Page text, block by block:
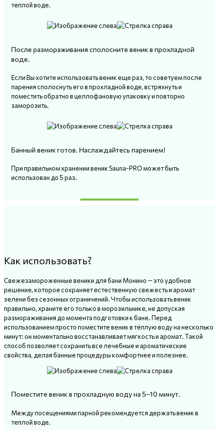
теплой воде.
После размораживания сполосните веник в прохладной
воде.
Если Вы хотите использовать веник еще раз, то советуем после
парения сполоснуть его в прохладной воде, встряхнуть и
поместить обратно в целлофановую упаковку и повторно
заморозить.
Банный веник готов. Наслаждайтесь парением!
При правильном хранении веник Sauna-PRO может быть
использован до 5 раз.
Как использовать?
Свежезамороженные веники для бани Монино — это удобное
решение, которое сохраняет естественную свежесть и аромат
зелени без сезонных ограничений. Чтобы использовать веник
правильно, храните его только в морозильнике, не допуская
размораживания до момента подготовки к бане. Перед
использованием просто поместите веник в тёплую воду на несколько
минут: он моментально восстанавливает мягкость и аромат. Такой
способ позволяет сохранить все лечебные и ароматические
свойства, делая банные процедуры комфортнее и полезнее.
Поместите веник в прохладную воду на 5–10 минут.
Между посещениями парной рекомендуется держать веник в
теплой воде.